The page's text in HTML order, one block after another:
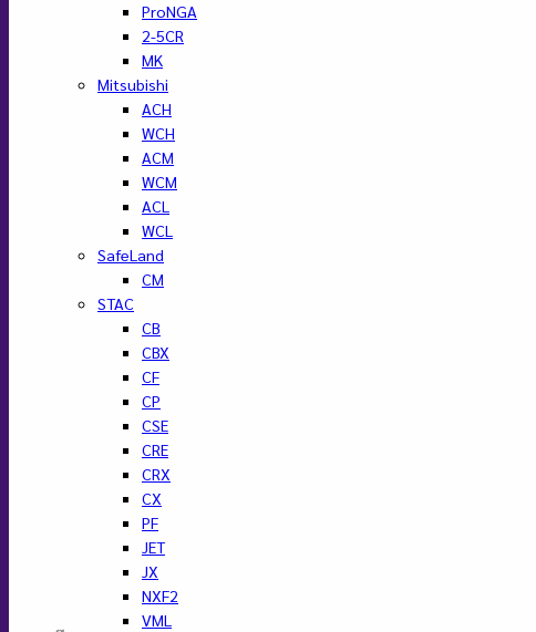
ProNGA
2-5CR
MK
Mitsubishi
ACH
WCH
ACM
WCM
ACL
WCL
SafeLand
CM
STAC
CB
CBX
CF
CP
CSE
CRE
CRX
CX
PF
JET
JX
NXF2
VML